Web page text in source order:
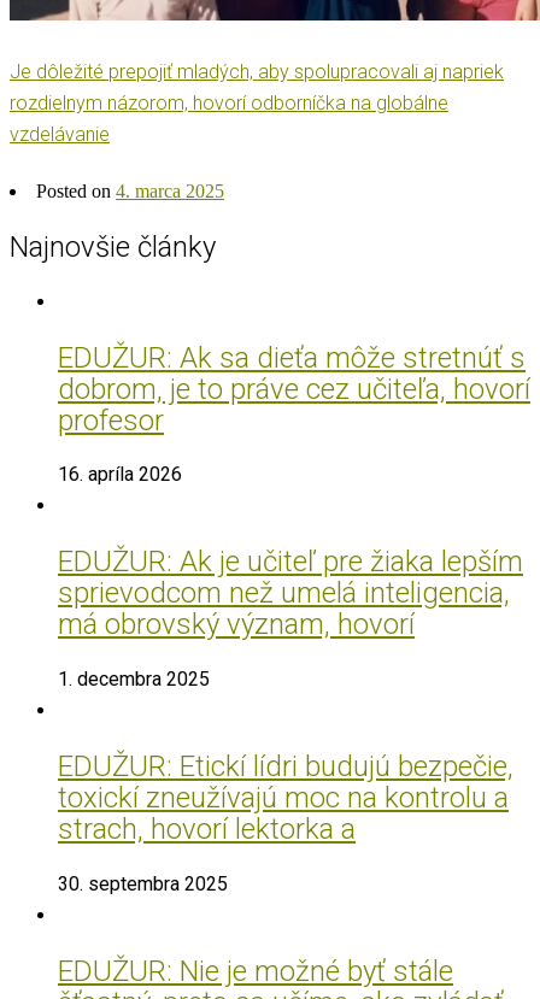
Je dôležité prepojiť mladých, aby spolupracovali aj napriek
rozdielnym názorom, hovorí odborníčka na globálne
vzdelávanie
Posted on 4. marca 2025
Najnovšie články
EDUŽUR: Ak sa dieťa môže stretnúť s
dobrom, je to práve cez učiteľa, hovorí
profesor
16. apríla 2026
EDUŽUR: Ak je učiteľ pre žiaka lepším
sprievodcom než umelá inteligencia,
má obrovský význam, hovorí
1. decembra 2025
EDUŽUR: Etickí lídri budujú bezpečie,
toxickí zneužívajú moc na kontrolu a
strach, hovorí lektorka a
30. septembra 2025
EDUŽUR: Nie je možné byť stále